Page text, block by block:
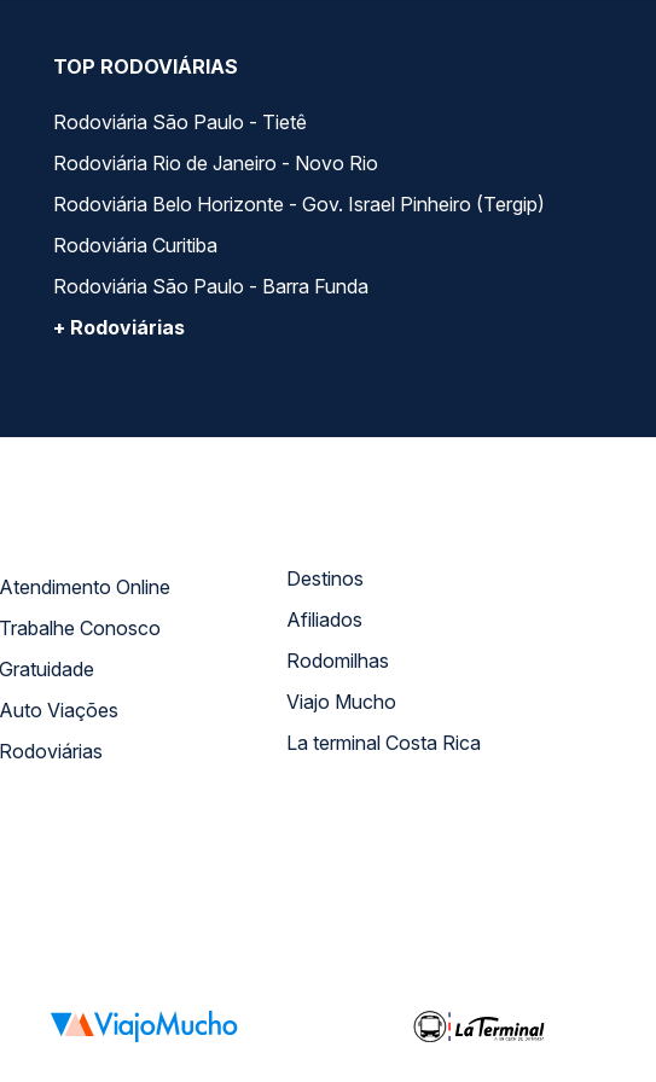
TOP RODOVIÁRIAS
Rodoviária São Paulo - Tietê
Rodoviária Rio de Janeiro - Novo Rio
Rodoviária Belo Horizonte - Gov. Israel Pinheiro (Tergip)
Rodoviária Curitiba
Rodoviária São Paulo - Barra Funda
+ Rodoviárias
Atendimento Online
Trabalhe Conosco
Gratuidade
Auto Viações
Rodoviárias
Destinos
Afiliados
Rodomilhas
Viajo Mucho
La terminal Costa Rica